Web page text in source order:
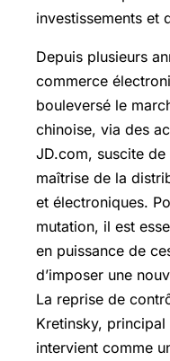
investissements et
Depuis plusieurs
commerce
bouleversé le
chinoise, via des
JD.com, suscite
maîtrise de la
et électroniques.
mutation, il est
en puissance de
d’imposer une
La reprise de
Kretinsky,
intervient comme